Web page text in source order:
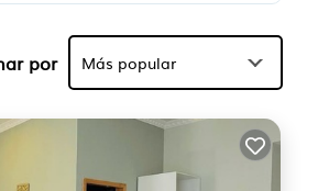
por Más popular